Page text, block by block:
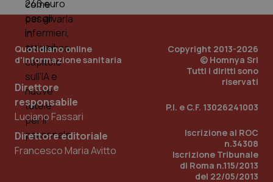
Quotidiano online
d'informazione sanitaria
Direttore
responsabile
Luciano Fassari
Direttore editoriale
Francesco Maria Avitto
Copyright 2013-2026
© Homnya Srl
Tutti i diritti sono
riservati
P.I. e C.F. 13026241003
Iscrizione al ROC
n.34308
Iscrizione Tribunale
di Roma n.115/2013
del 22/05/2013
.quotidianosanita.it
1
mese